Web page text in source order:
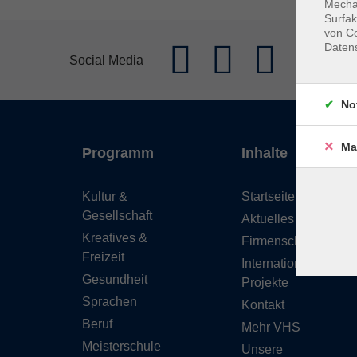
Social Media
Programm
Kultur &
Gesellschaft
Kreatives &
Freizeit
Gesundheit
Sprachen
Beruf
Meisterschule
Inhalte
Startseite
Aktuelles
Firmenschulungen
Internationale
Projekte
Kontakt
Mehr VHS
Unsere
von